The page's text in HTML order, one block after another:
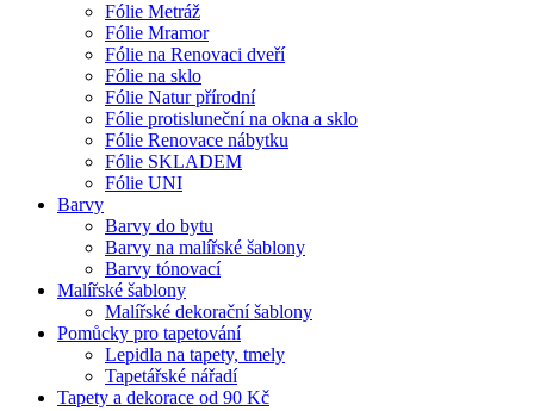
Fólie Metráž
Fólie Mramor
Fólie na Renovaci dveří
Fólie na sklo
Fólie Natur přírodní
Fólie protisluneční na okna a sklo
Fólie Renovace nábytku
Fólie SKLADEM
Fólie UNI
Barvy
Barvy do bytu
Barvy na malířské šablony
Barvy tónovací
Malířské šablony
Malířské dekorační šablony
Pomůcky pro tapetování
Lepidla na tapety, tmely
Tapetářské nářadí
Tapety a dekorace od 90 Kč